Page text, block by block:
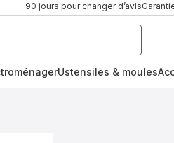
90 jours pour changer d’avis
Ustensiles & moules